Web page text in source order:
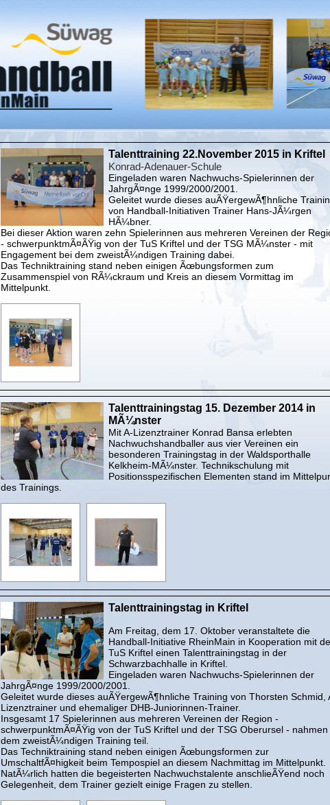
Talenttraining 22.November 2015 in Kriftel
Konrad-Adenauer-Schule
Eingeladen waren Nachwuchs-Spielerinnen der
JahrgÃ¤nge 1999/2000/2001.
Geleitet wurde dieses auÃŸergewÃ¶hnliche
von Handball-Initiativen Trainer Hans-JÃ¼rgen
HÃ¼bner.
Bei dieser Aktion waren zehn Spielerinnen aus mehreren Vereinen der
- schwerpunktmÃ¤ÃŸig von der TuS Kriftel und der TSG MÃ¼nster - mit
Engagement bei dem zweistÃ¼ndigen Training dabei.
Das Techniktraining stand neben einigen Ãœbungsformen zum
Zusammenspiel von RÃ¼ckraum und Kreis an diesem Vormittag im
Mittelpunkt.
Talenttrainingstag 15. Dezember 2014 in
MÃ¼nster
Mit A-Lizenztrainer Konrad Bansa erlebten
Nachwuchshandballer aus vier Vereinen ein
besonderen Trainingstag in der Waldsporthalle
Kelkheim-MÃ¼nster. Technikschulung mit
Positionsspezifischen Elementen stand im
des Trainings.
Talenttrainingstag in Kriftel
Am Freitag, dem 17. Oktober veranstaltete die
Handball-Initiative RheinMain in Kooperation mit
TuS Kriftel einen Talenttrainingstag in der
Schwarzbachhalle in Kriftel.
Eingeladen waren Nachwuchs-Spielerinnen der
JahrgÃ¤nge 1999/2000/2001.
Geleitet wurde dieses auÃŸergewÃ¶hnliche Training von Thorsten Schmid,
Lizenztrainer und ehemaliger DHB-Juniorinnen-Trainer.
Insgesamt 17 Spielerinnen aus mehreren Vereinen der Region -
schwerpunktmÃ¤ÃŸig von der TuS Kriftel und der TSG Oberursel - nahmen
dem zweistÃ¼ndigen Training teil.
Das Techniktraining stand neben einigen Ãœbungsformen zur
UmschaltfÃ¤higkeit beim Tempospiel an diesem Nachmittag im Mittelpunkt.
NatÃ¼rlich hatten die begeisterten Nachwuchstalente anschlieÃŸend noch
Gelegenheit, dem Trainer gezielt einige Fragen zu stellen.